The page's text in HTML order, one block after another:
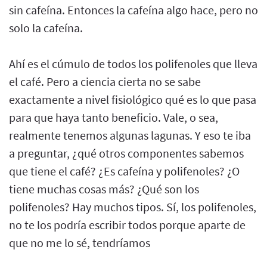
sin cafeína. Entonces la cafeína algo hace, pero no
solo la cafeína.
Ahí es el cúmulo de todos los polifenoles que lleva
el café. Pero a ciencia cierta no se sabe
exactamente a nivel fisiológico qué es lo que pasa
para que haya tanto beneficio. Vale, o sea,
realmente tenemos algunas lagunas. Y eso te iba
a preguntar, ¿qué otros componentes sabemos
que tiene el café? ¿Es cafeína y polifenoles? ¿O
tiene muchas cosas más? ¿Qué son los
polifenoles? Hay muchos tipos. Sí, los polifenoles,
no te los podría escribir todos porque aparte de
que no me lo sé, tendríamos